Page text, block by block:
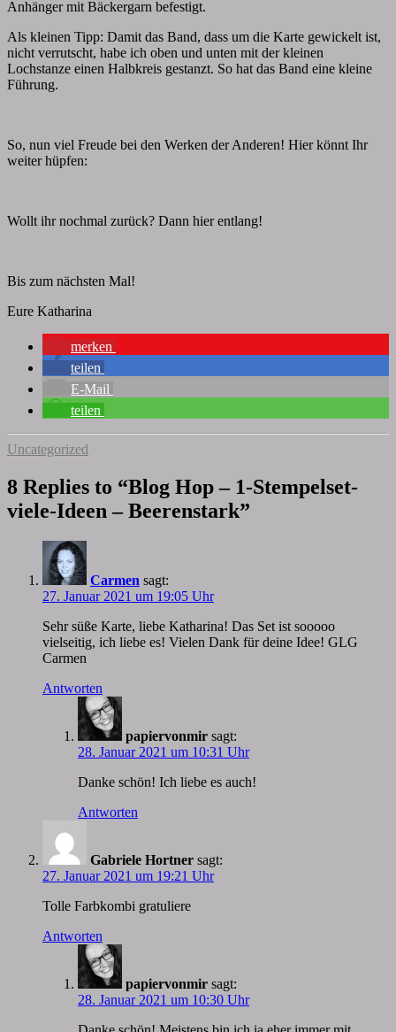
Anhänger mit Bäckergarn befestigt.
Als kleinen Tipp: Damit das Band, dass um die Karte gewickelt ist,
nicht verrutscht, habe ich oben und unten mit der kleinen
Lochstanze einen Halbkreis gestanzt. So hat das Band eine kleine
Führung.
So, nun viel Freude bei den Werken der Anderen! Hier könnt Ihr
weiter hüpfen:
Wollt ihr nochmal zurück? Dann hier entlang!
Bis zum nächsten Mal!
Eure Katharina
merken
teilen
E-Mail
teilen
Uncategorized
8 Replies to “Blog Hop – 1-Stempelset-
viele-Ideen – Beerenstark”
Carmen sagt:
27. Januar 2021 um 19:05 Uhr
Sehr süße Karte, liebe Katharina! Das Set ist sooooo
vielseitig, ich liebe es! Vielen Dank für deine Idee! GLG
Carmen
Antworten
papiervonmir sagt:
28. Januar 2021 um 10:31 Uhr
Danke schön! Ich liebe es auch!
Antworten
Gabriele Hortner sagt:
27. Januar 2021 um 19:21 Uhr
Tolle Farbkombi gratuliere
Antworten
papiervonmir sagt:
28. Januar 2021 um 10:30 Uhr